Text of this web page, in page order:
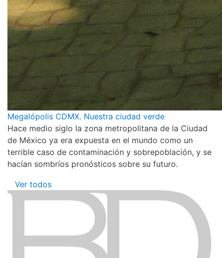
Megalópolis CDMX. Nuestra ciudad verde
Hace medio siglo la zona metropolitana de la Ciudad
de México ya era expuesta en el mundo como un
terrible caso de contaminación y sobrepoblación, y se
hacían sombríos pronósticos sobre su futuro.
Ver todos